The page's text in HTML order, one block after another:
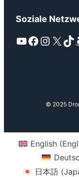
Soziale
YouTube Facebook Instagram X TikTok
© 2025
English (
日本語 (